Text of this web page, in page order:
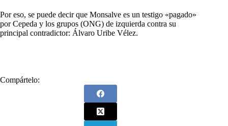
Por eso, se puede decir que Monsalve es un testigo «pagado»
por Cepeda y los grupos (ONG) de izquierda contra su
principal contradictor: Álvaro Uribe Vélez.
Compártelo: